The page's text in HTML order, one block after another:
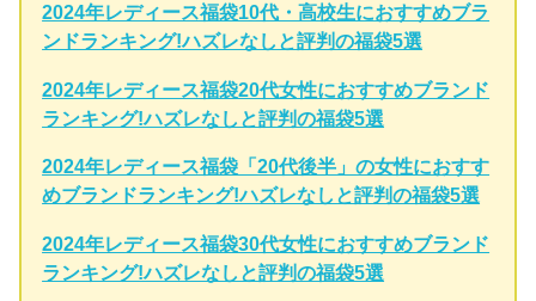
2024年レディース福袋10代・高校生におすすめブラ
ンドランキング!ハズレなしと評判の福袋5選
2024年レディース福袋20代女性におすすめブランド
ランキング!ハズレなしと評判の福袋5選
2024年レディース福袋「20代後半」の女性におすす
めブランドランキング!ハズレなしと評判の福袋5選
2024年レディース福袋30代女性におすすめブランド
ランキング!ハズレなしと評判の福袋5選